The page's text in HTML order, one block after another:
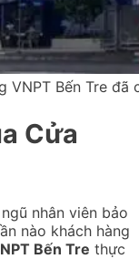
VNPT Bến Tre
Cửa
nhân viên bảo
nào khách hàng
Bến Tre thực